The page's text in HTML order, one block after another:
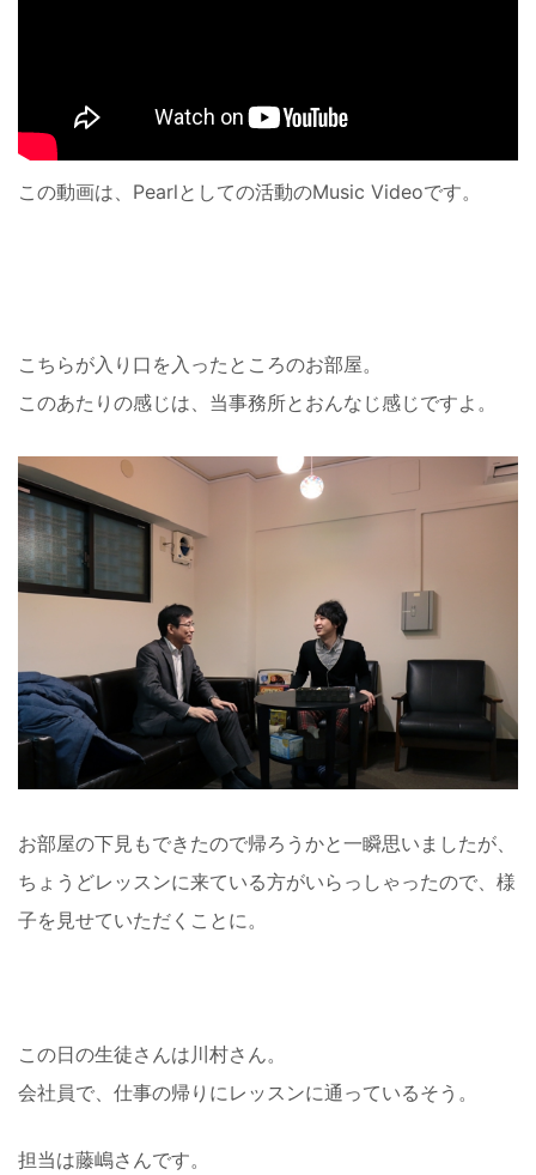
この動画は、Pearlとしての活動のMusic Videoです。
こちらが入り口を入ったところのお部屋。
このあたりの感じは、当事務所とおんなじ感じですよ。
お部屋の下見もできたので帰ろうかと一瞬思いましたが、
ちょうどレッスンに来ている方がいらっしゃったので、様
子を見せていただくことに。
この日の生徒さんは川村さん。
会社員で、仕事の帰りにレッスンに通っているそう。
担当は藤嶋さんです。